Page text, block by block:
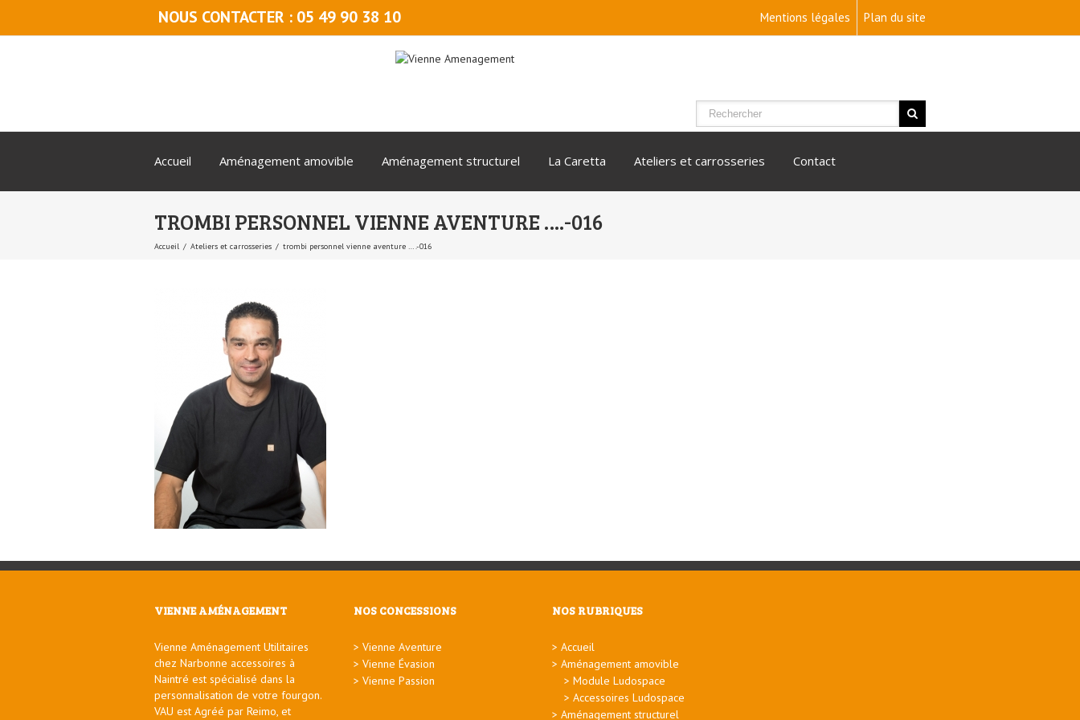
NOUS CONTACTER : 05 49 90 38 10 Mentions légales Plan du site
Accueil Aménagement amovible Aménagement structurel La Caretta Ateliers et carrosseries Contact
TROMBI PERSONNEL VIENNE AVENTURE ….-016
Accueil Ateliers et carrosseries trombi personnel vienne aventure ….-016
VIENNE AMÉNAGEMENT
Vienne Aménagement Utilitaires
chez Narbonne accessoires à
Naintré est spécialisé dans la
personnalisation de votre fourgon.
VAU est Agréé par Reimo, et
NOS CONCESSIONS
Vienne Aventure
Vienne Évasion
Vienne Passion
NOS RUBRIQUES
Accueil
Aménagement amovible
Module Ludospace
Accessoires Ludospace
Aménagement structurel